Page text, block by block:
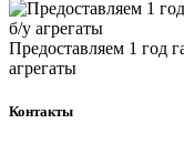
Предоставляем 1 год
агрегаты
Контакты